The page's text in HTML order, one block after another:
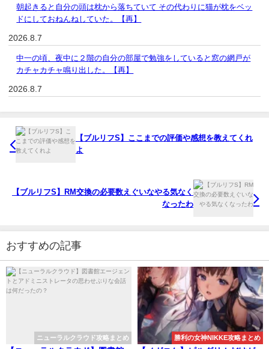
朝起きると自分の頭は枕から落ちていて その代わりに猫が枕をベッ
ドにしておねんねしていた。【再】
2026.8.7
中一の頃、夜中に２階の自分の部屋で勉強をしていると窓の網戸が
カチャカチャ鳴り出した。【再】
2026.8.7
【ブルリフS】ここまでの評価や感想を教えてくれ
よ
【ブルリフS】RM交換の必要数えぐいなやる気なく
なったわ
おすすめの記事
ニューラルクラウド攻略まとめ 勝利の女神NIKKE攻略まとめ